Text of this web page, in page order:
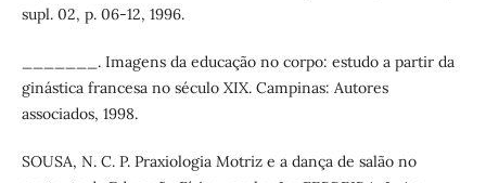
supl. 02, p. 06-12, 1996.
_______. Imagens da educação no corpo: estudo a partir da
ginástica francesa no século XIX. Campinas: Autores
associados, 1998.
SOUSA, N. C. P. Praxiologia Motriz e a dança de salão no